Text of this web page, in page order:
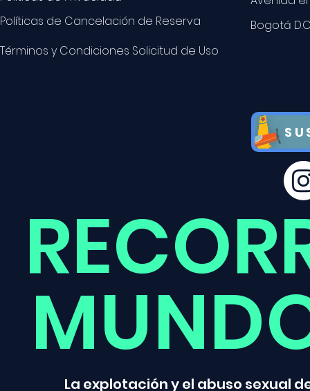
Políticas de Cancelación de Reserva
Bogotá
Términos y Condiciones Solicitud de Uso
La explotación y el abuso sexual